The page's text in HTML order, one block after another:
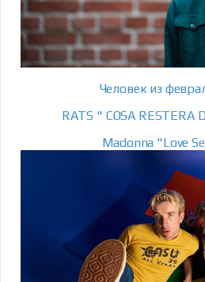
Человек из
RATS " COSA RESTERA
Madonna "Love